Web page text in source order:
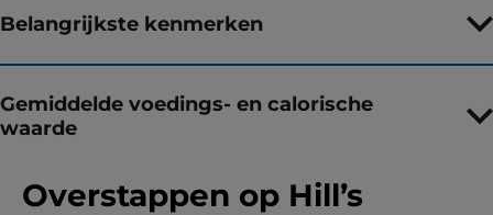
Belangrijkste kenmerken
Gemiddelde voedings- en calorische
waarde
Overstappen op Hill’s